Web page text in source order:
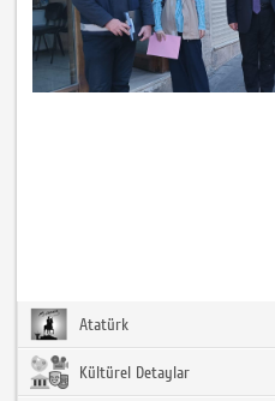
Atatürk
Kültürel Detaylar